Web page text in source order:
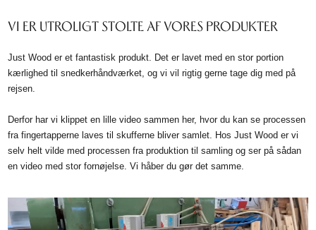
VI ER UTROLIGT STOLTE AF VORES PRODUKTER
Just Wood er et fantastisk produkt. Det er lavet med en stor portion
kærlighed til snedkerhåndværket, og vi vil rigtig gerne tage dig med på
rejsen.
Derfor har vi klippet en lille video sammen her, hvor du kan se processen
fra fingertapperne laves til skufferne bliver samlet. Hos Just Wood er vi
selv helt vilde med processen fra produktion til samling og ser på sådan
en video med stor fornøjelse. Vi håber du gør det samme.